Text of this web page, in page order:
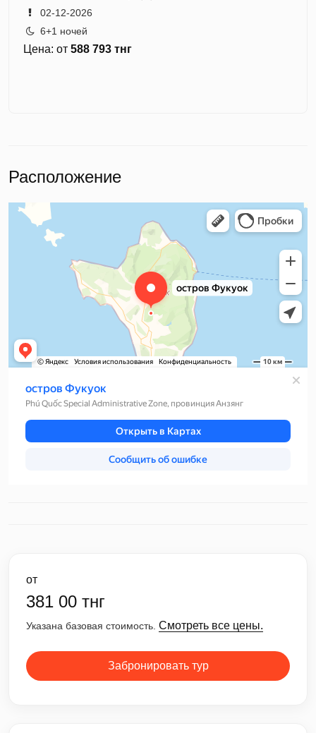
02-12-2026
6+1 ночей
Цена: от 588 793 тнг
Расположение
Яндекс Карты
Остров Фукуок — Яндекс Карты
от
381 00 тнг
Указана базовая стоимость. Смотреть все цены.
Забронировать тур